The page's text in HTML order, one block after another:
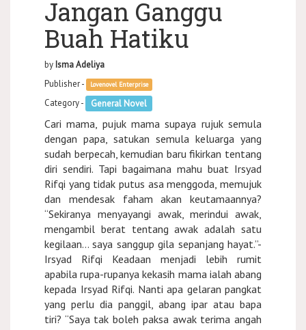
Jangan Ganggu
Buah Hatiku
by Isma Adeliya
Publisher -
Lovenovel Enterprise
Category - General Novel
Cari mama, pujuk mama supaya rujuk semula
dengan papa, satukan semula keluarga yang
sudah berpecah, kemudian baru fikirkan tentang
diri sendiri. Tapi bagaimana mahu buat Irsyad
Rifqi yang tidak putus asa menggoda, memujuk
dan mendesak faham akan keutamaannya?
“Sekiranya menyayangi awak, merindui awak,
mengambil berat tentang awak adalah satu
kegilaan… saya sanggup gila sepanjang hayat.”-
Irsyad Rifqi Keadaan menjadi lebih rumit
apabila rupa-rupanya kekasih mama ialah abang
kepada Irsyad Rifqi. Nanti apa gelaran pangkat
yang perlu dia panggil, abang ipar atau bapa
tiri? “Saya tak boleh paksa awak terima angah